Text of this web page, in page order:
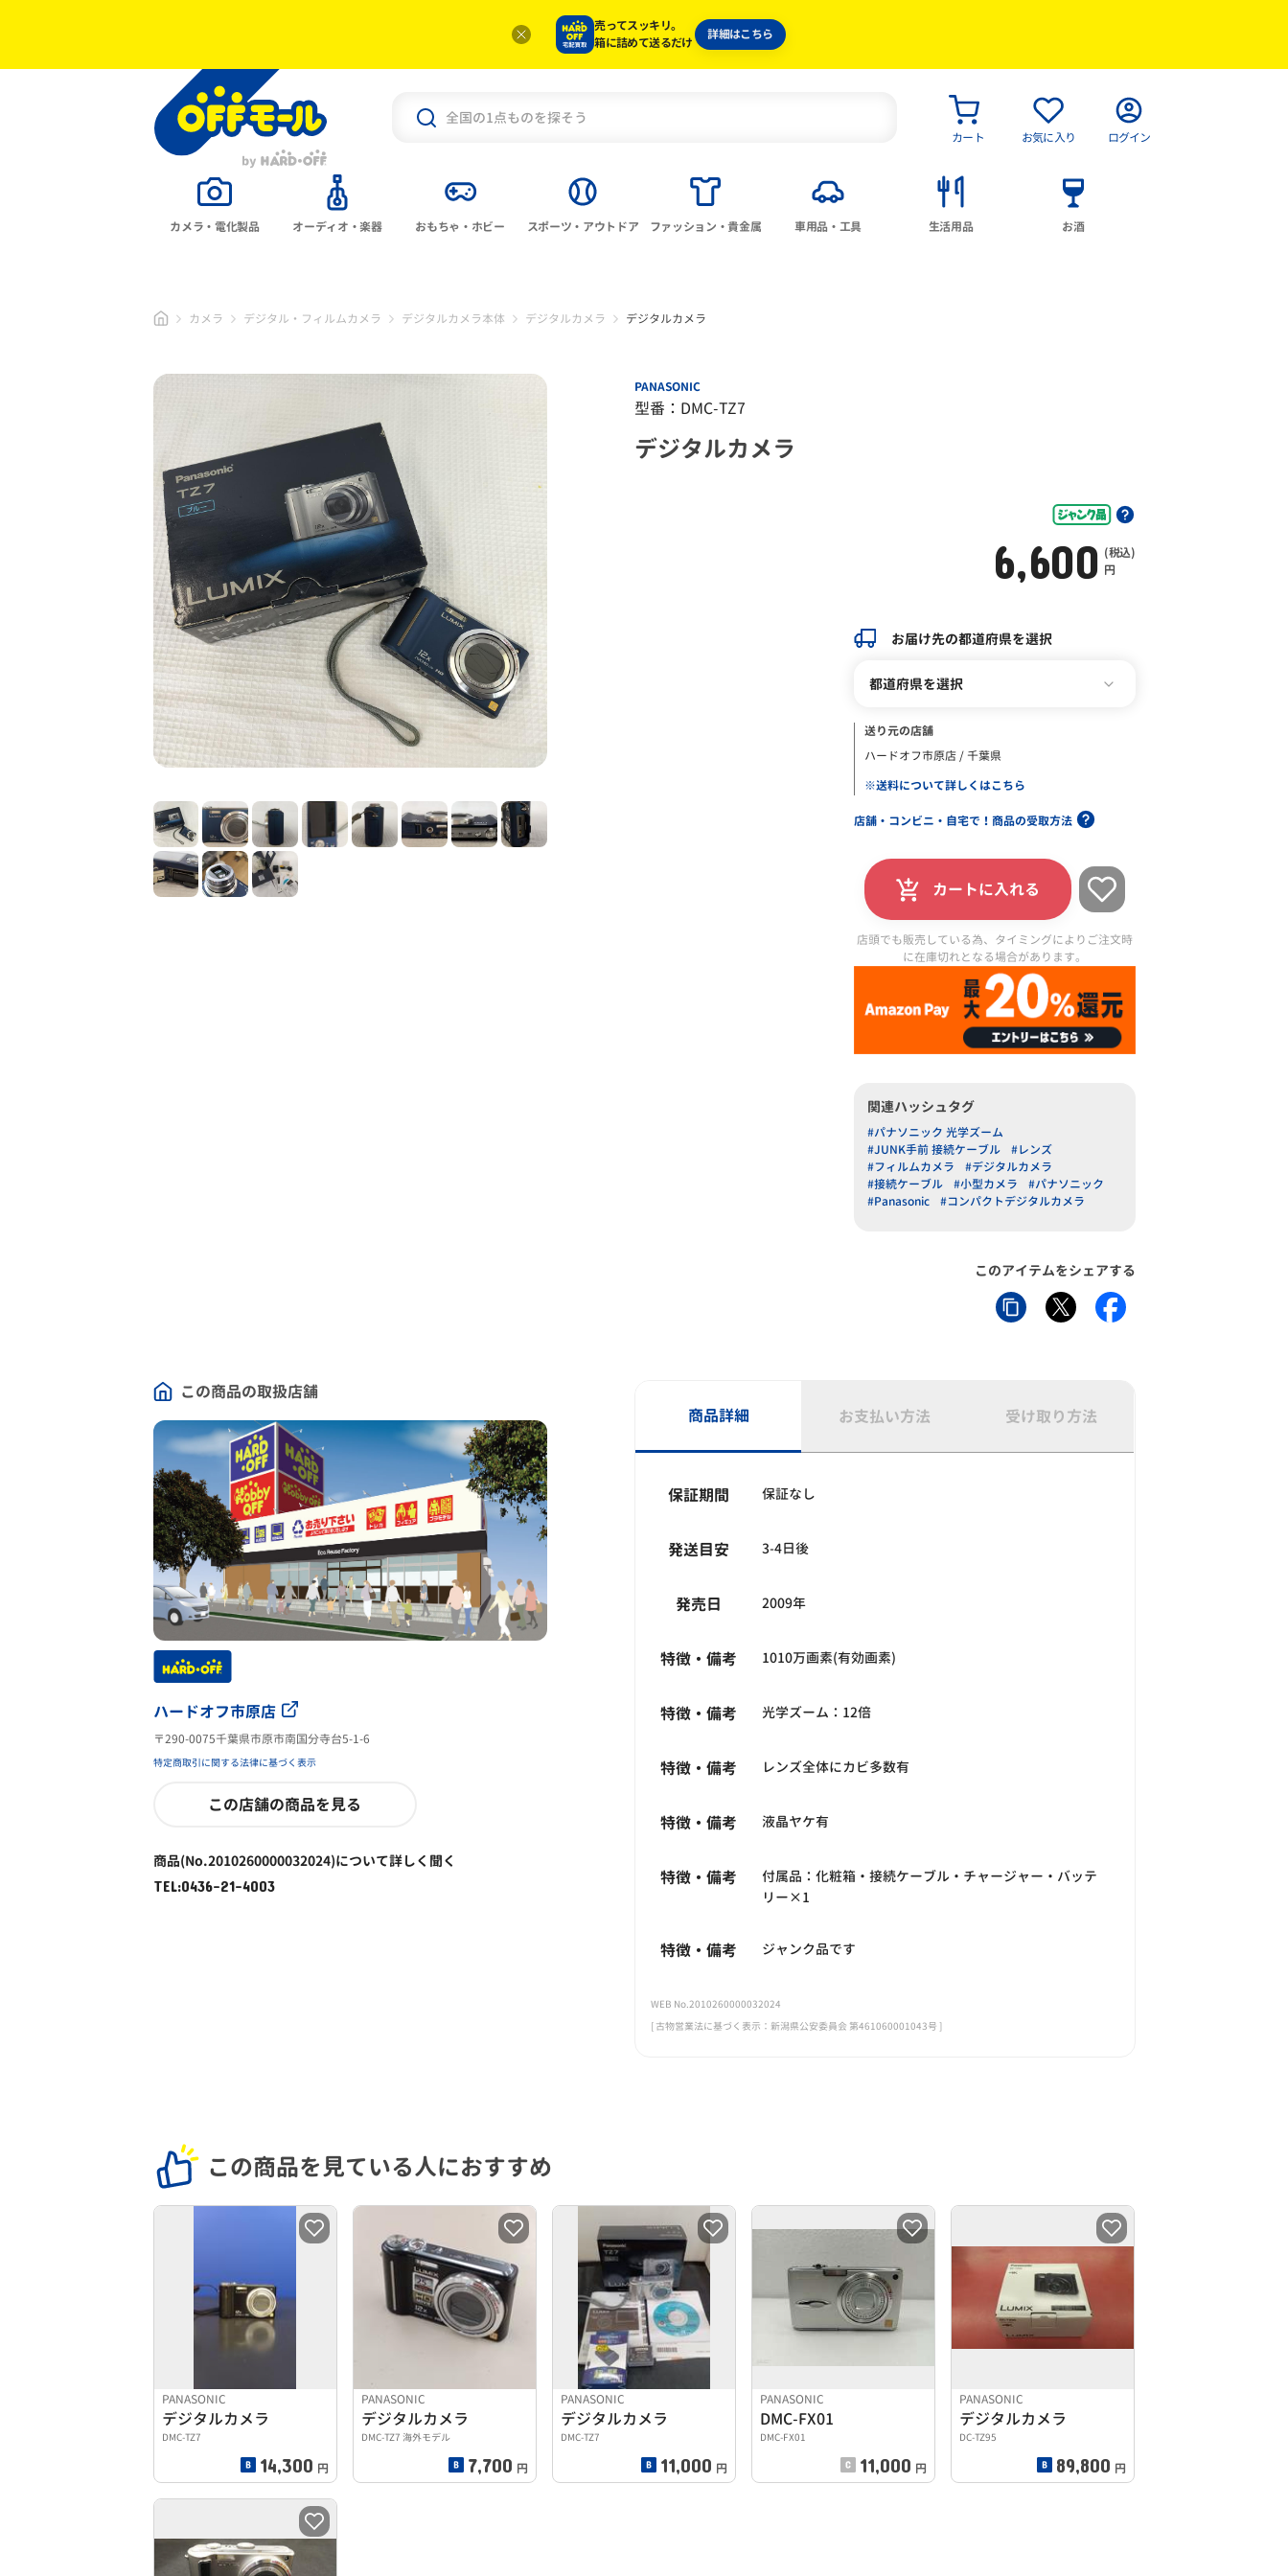
売ってスッキリ。
箱に詰めて送るだけ
詳細はこちら
カート お気に入り ログイン
カメラ・電化製品 オーディオ・楽器 おもちゃ・ホビー スポーツ・アウトドア ファッション・貴金属 車用品・工具 生活用品 お酒
カメラ デジタル・フィルムカメラ デジタルカメラ本体 デジタルカメラ デジタルカメラ
PANASONIC
型番：DMC-TZ7
デジタルカメラ
6,600 (税込)
円
お届け先の都道府県を選択
都道府県を選択
送り元の店舗
ハードオフ市原店 / 千葉県
※送料について詳しくはこちら
店舗・コンビニ・自宅で！商品の受取方法
カートに入れる
店頭でも販売している為、タイミングによりご注文時
に在庫切れとなる場合があります。
関連ハッシュタグ
#パナソニック 光学ズーム
#JUNK手前 接続ケーブル
#レンズ
#フィルムカメラ
#デジタルカメラ
#接続ケーブル
#小型カメラ
#パナソニック
#Panasonic
#コンパクトデジタルカメラ
このアイテムをシェアする
この商品の取扱店舗
ハードオフ市原店
〒290-0075千葉県市原市南国分寺台5-1-6
特定商取引に関する法律に基づく表示
この店舗の商品を見る
商品(No.2010260000032024)について詳しく聞く
TEL:0436-21-4003
商品詳細 お支払い方法 受け取り方法
保証期間 保証なし
発送目安 3-4日後
発売日 2009年
特徴・備考 1010万画素(有効画素)
特徴・備考 光学ズーム：12倍
特徴・備考 レンズ全体にカビ多数有
特徴・備考 液晶ヤケ有
特徴・備考
付属品：化粧箱・接続ケーブル・チャージャー・バッテ
リー×1
特徴・備考 ジャンク品です
WEB No.2010260000032024
[ 古物営業法に基づく表示：新潟県公安委員会 第461060001043号 ]
この商品を見ている人におすすめ
PANASONIC
デジタルカメラ
DMC-TZ7
14,300 円
PANASONIC
デジタルカメラ
DMC-TZ7 海外モデル
7,700 円
PANASONIC
デジタルカメラ
DMC-TZ7
11,000 円
PANASONIC
DMC-FX01
DMC-FX01
11,000 円
PANASONIC
デジタルカメラ
DC-TZ95
89,800 円